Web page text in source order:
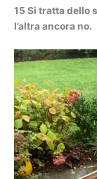
15 Si tratta dello
l’altra ancora no.